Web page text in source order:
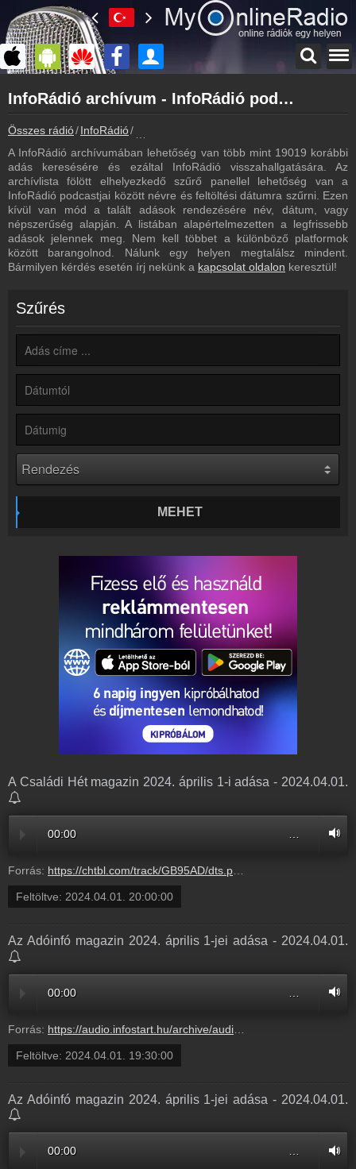
myonlineradio.hu
InfoRádió
Vissza az InfoRádió oldalára
Bejelentkezés
Hozz létre saját fiókot!
Műsorújság
InfoRádió műsorai
Hírek
InfoRádió kapcsolatos hírek
Írj nekünk!
Partnerek
Rádiós partnerek
Rádió beágyazás
Ágyazd be weboldaladba
Online rádió készítés
Készítés lépésről lépésre
InfoRádió archívum - InfoRádió podcasts - InfoRádió visszahallgatás
Összes rádió InfoRádió
A InfoRádió archívumában lehetőség van több mint 19019 korábbi
adás keresésére és ezáltal InfoRádió visszahallgatására. Az
archívlista fölött elhelyezkedő szűrő panellel lehetőség van a
InfoRádió podcastjai között névre és feltöltési dátumra szűrni. Ezen
kívül van mód a talált adások rendezésére név, dátum, vagy
népszerűség alapján. A listában alapértelmezetten a legfrissebb
adások jelennek meg. Nem kell többet a különböző platformok
között barangolnod. Nálunk egy helyen megtalálsz mindent.
Bármilyen kérdés esetén írj nekünk a kapcsolat oldalon keresztül!
Szűrés
MEHET
A Családi Hét magazin 2024. április 1-i adása - 2024.04.01.
00:00
Forrás: https://chtbl.com/track/GB95AD/dts.podtrac.com/redirect.mp3/infostart.hu/audio/87B63/87B63664.mp3
Feltöltve: 2024.04.01. 20:00:00
Az Adóinfó magazin 2024. április 1-jei adása - 2024.04.01.
00:00
Forrás: https://audio.infostart.hu/archive/audio/ECB19/ECB19554.mp3
Feltöltve: 2024.04.01. 19:30:00
Az Adóinfó magazin 2024. április 1-jei adása - 2024.04.01.
00:00 …